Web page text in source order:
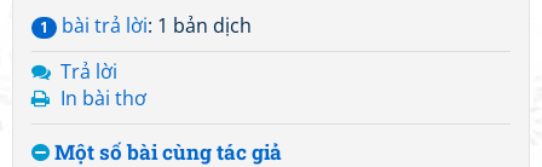
1 bài trả lời: 1 bản dịch
Trả lời
In bài thơ
Một số bài cùng tác giả